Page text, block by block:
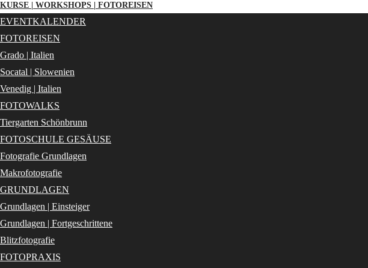
KURSE | WORKSHOPS | FOTOREISEN
EVENTKALENDER
FOTOREISEN
Grado | Italien
Socatal | Slowenien
Venedig | Italien
FOTOWALKS
Tiergarten Schönbrunn
FOTOSCHULE GESÄUSE
Fotografie Grundlagen
Makrofotografie
GRUNDLAGEN
Grundlagen | Einsteiger
Grundlagen | Fortgeschrittene
Blitzfotografie
FOTOPRAXIS